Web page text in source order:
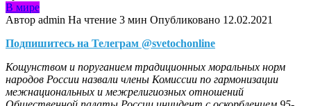
В мире
Автор admin На чтение 3 мин Опубликовано 12.02.2021
Подпишитесь на Телеграм @svetochonline
Кощунством и поруганием традиционных моральных норм
народов России назвали члены Комиссии по гармонизации
межнациональных и межрелигиозных отношений